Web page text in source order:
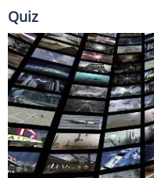
Quiz